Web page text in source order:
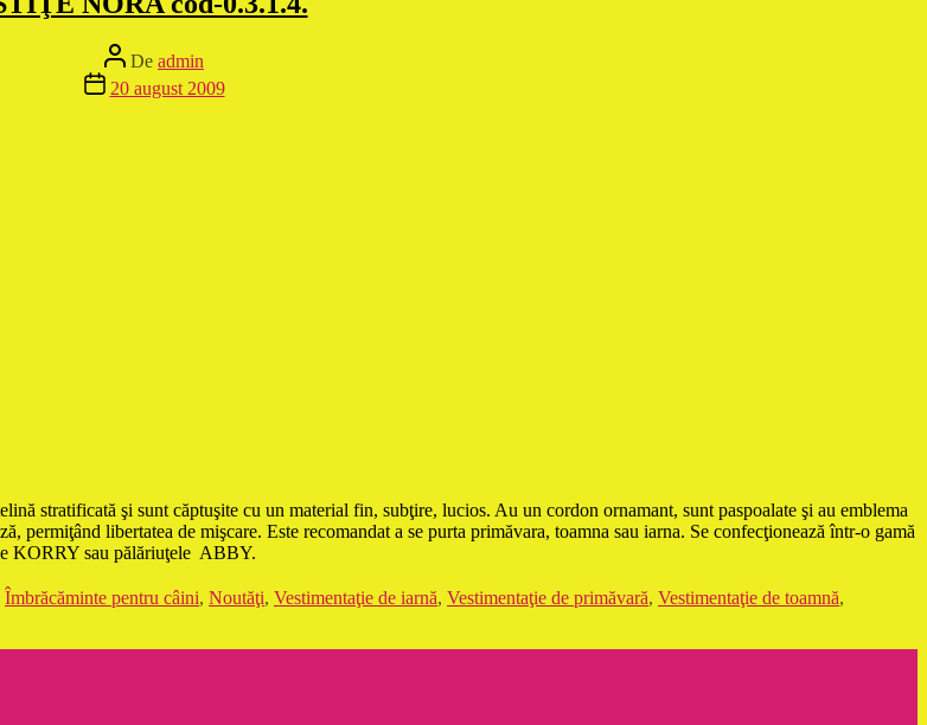
Autor
articol
De admin
Dată
articol
20 august 2009
stratificată şi sunt căptuşite cu un material fin, subţire, lucios. Au un cordon ornamant, sunt paspoalate şi au emblema
permiţând libertatea de mişcare. Este recomandat a se purta primăvara, toamna sau iarna. Se confecţionează într-o gamă
KORRY sau pălăriuţele ABBY.
Îmbrăcăminte pentru câini, Noutăţi, Vestimentaţie de iarnă, Vestimentaţie de primăvară, Vestimentaţie de toamnă,